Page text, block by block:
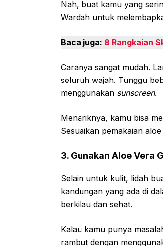
Nah, buat kamu yang
Wardah untuk
Baca juga: 8 Rangkaian
Caranya sangat mudah.
seluruh wajah. Tunggu
menggunakan sunscreen.
Menariknya, kamu bisa
Sesuaikan pemakaian
3. Gunakan Aloe Vera
Selain untuk kulit, lidah
kandungan yang ada di
berkilau dan sehat.
Kalau kamu punya
rambut dengan